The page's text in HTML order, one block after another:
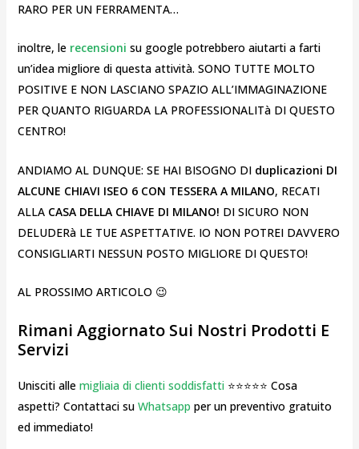
RARO PER UN FERRAMENTA…
inoltre, le recensioni su google potrebbero aiutarti a farti
un’idea migliore di questa attività. SONO TUTTE MOLTO
POSITIVE E NON LASCIANO SPAZIO ALL’IMMAGINAZIONE
PER QUANTO RIGUARDA LA PROFESSIONALITà DI QUESTO
CENTRO!
ANDIAMO AL DUNQUE: SE HAI BISOGNO DI duplicazioni DI
ALCUNE CHIAVI ISEO 6 CON TESSERA A MILANO, RECATI
ALLACASA DELLA CHIAVE DI MILANO! DI SICURO NON
DELUDERà LE TUE ASPETTATIVE. IO NON POTREI DAVVERO
CONSIGLIARTI NESSUN POSTO MIGLIORE DI QUESTO!
AL PROSSIMO ARTICOLO 😉
Rimani Aggiornato Sui Nostri Prodotti E
Servizi
Unisciti alle migliaia di clienti soddisfatti⭐⭐⭐⭐⭐ Cosa
aspetti? Contattaci su Whatsapp per un preventivo gratuito
ed immediato!